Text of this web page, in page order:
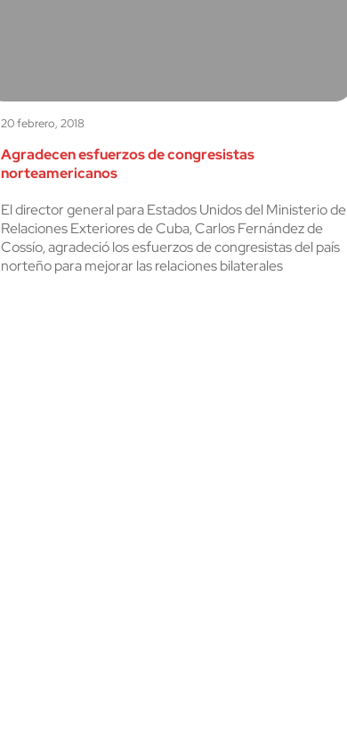
20 febrero, 2018
Agradecen esfuerzos de congresistas
norteamericanos
El director general para Estados Unidos del Ministerio de
Relaciones Exteriores de Cuba, Carlos Fernández de
Cossío, agradeció los esfuerzos de congresistas del país
norteño para mejorar las relaciones bilaterales